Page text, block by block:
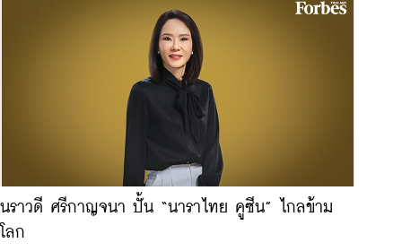
นราวดี ศรีกาญจนา ปั้น “นาราไทย คูซีน” ไกลข้าม
โลก